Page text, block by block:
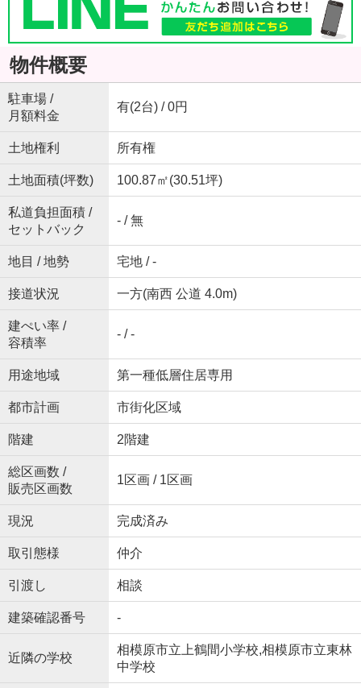
物件概要
駐車場 /
月額料金
有(2台) / 0円
土地権利 所有権
土地面積(坪数) 100.87㎡(30.51坪)
私道負担面積 /
セットバック
- / 無
地目 / 地勢 宅地 / -
接道状況 一方(南西 公道 4.0m)
建ぺい率 /
容積率
- / -
用途地域 第一種低層住居専用
都市計画 市街化区域
階建 2階建
総区画数 /
販売区画数
1区画 / 1区画
現況 完成済み
取引態様 仲介
引渡し 相談
建築確認番号 -
近隣の学校
相模原市立上鶴間小学校,相模原市立東林
中学校